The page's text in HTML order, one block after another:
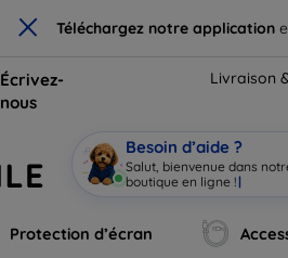
× Téléchargez notre application
Écrivez-
nous
Livraison
Besoin d’aide ?
Salut, bienvenue dans
boutique en |
Protection d’écran